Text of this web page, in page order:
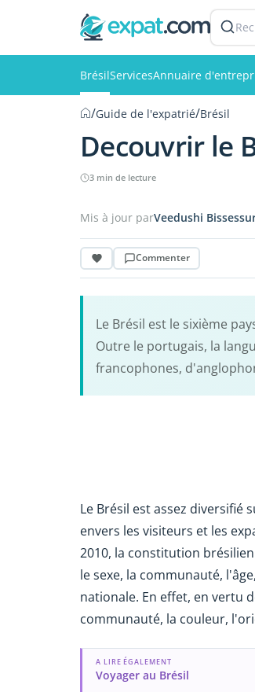
BrésilServicesAnnuaire
/Guide de l'expatrié/Brésil
Decouvrir le
3 min de lecture
Mis à jour parVeedushi
Commenter
Le Brésil est le sixième
Outre le portugais, la
francophones,
Le Brésil est assez diversifié
envers les visiteurs et les
2010, la constitution
le sexe, la communauté,
nationale. En effet, en vertu
communauté, la couleur,
A LIRE ÉGALEMENT
Voyager au Brésil